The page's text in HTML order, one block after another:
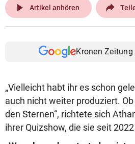
play_arrow Artikel anhören
Kronen
„Vielleicht habt ihr es schon
auch nicht weiter produziert.
den Sternen“, richtete sich
ihrer Quizshow, die sie seit